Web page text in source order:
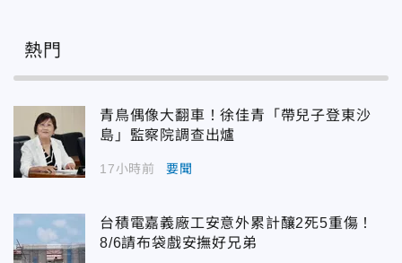
熱門
青鳥偶像大翻車！徐佳青「帶兒子登東沙
島」監察院調查出爐
17小時前 要聞
台積電嘉義廠工安意外累計釀2死5重傷！
8/6請布袋戲安撫好兄弟